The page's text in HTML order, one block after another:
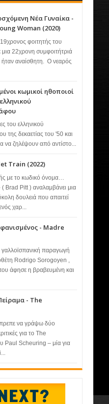
Νέα Γυναίκα -
Woman (2020)
φοιτητής του
22χρονη συμφοιτήτριά
ήταν αναίσθητη. Ο νεαρός
κωμικοί ηθοποιοί
του ελληνικού
της δεκαετίας του '50 και
να ζηλέψουν από αντίστο...
Train (2022)
με το κωδικό όνομα…
Brad Pitt ) αναλαμβάνει μια
δουλειά που απαιτεί
χαρ...
- Madre
παραγωγή
Rodrigo Sorogoyen ,
που άφησε η βραβευμένη και
- The
να γράψω δύο
για το The
Paul Scheuring – μία για